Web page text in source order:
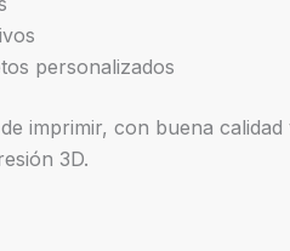
personalizados
imprimir, con buena
3D.